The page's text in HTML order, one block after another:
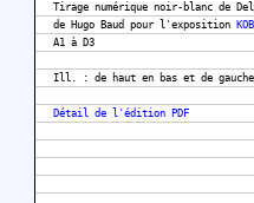
Tirage numérique noir-blanc de
de Hugo Baud pour l'exposition
A1 à D3
Ill. : de haut en bas et de
Détail de l'édition PDF